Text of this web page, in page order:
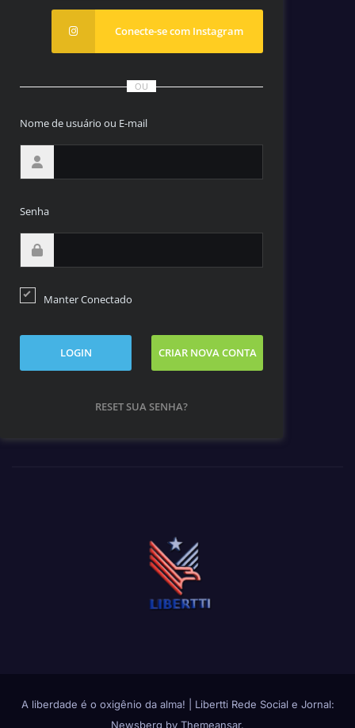
Conecte-se com Instagram
OU
Nome de usuário ou E-mail
Senha
Manter Conectado
LOGIN CRIAR NOVA CONTA
RESET SUA SENHA?
A liberdade é o oxigênio da alma!
Libertti Rede Social e Jornal:
Newsberg by Themeansar.